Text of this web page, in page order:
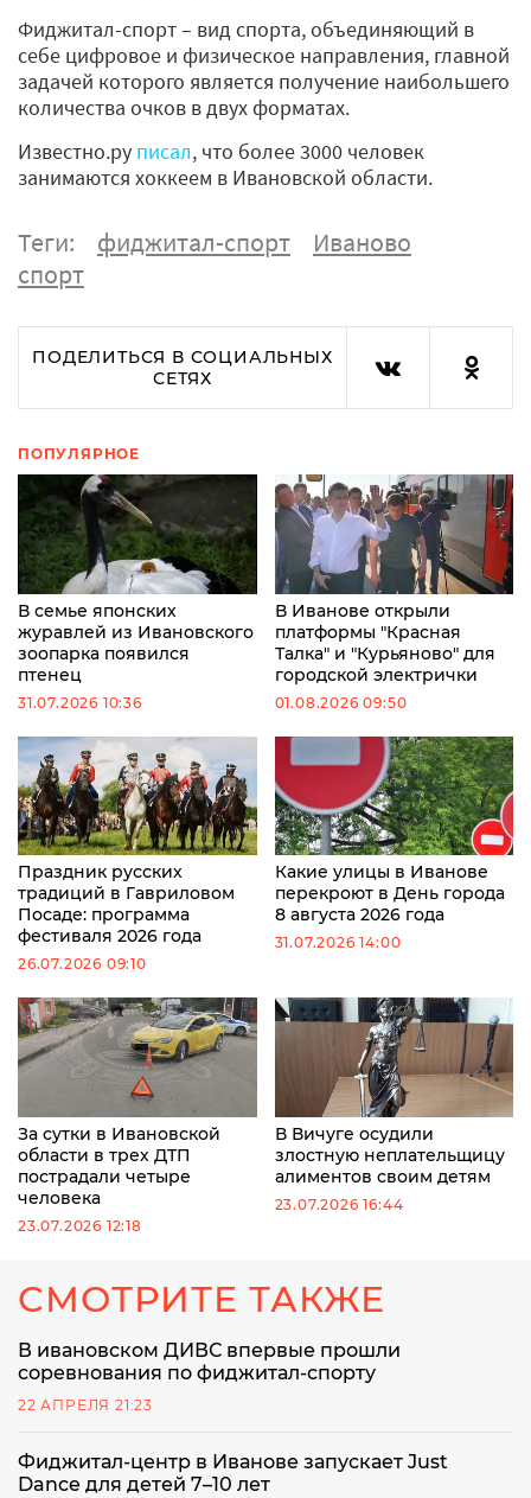
Фиджитал-спорт – вид спорта, объединяющий в
себе цифровое и физическое направления, главной
задачей которого является получение наибольшего
количества очков в двух форматах.
Известно.ру писал, что более 3000 человек
занимаются хоккеем в Ивановской области.
Теги: фиджитал-спорт
Иваново
спорт
ПОДЕЛИТЬСЯ В СОЦИАЛЬНЫХ
СЕТЯХ
ПОПУЛЯРНОЕ
В семье японских
журавлей из Ивановского
зоопарка появился
птенец
31.07.2026 10:36
В Иванове открыли
платформы "Красная
Талка" и "Курьяново" для
городской электрички
01.08.2026 09:50
Праздник русских
традиций в Гавриловом
Посаде: программа
фестиваля 2026 года
26.07.2026 09:10
Какие улицы в Иванове
перекроют в День города
8 августа 2026 года
31.07.2026 14:00
За сутки в Ивановской
области в трех ДТП
пострадали четыре
человека
23.07.2026 12:18
В Вичуге осудили
злостную неплательщицу
алиментов своим детям
23.07.2026 16:44
СМОТРИТЕ ТАКЖЕ
В ивановском ДИВС впервые прошли
соревнования по фиджитал-спорту
22 АПРЕЛЯ 21:23
Фиджитал-центр в Иванове запускает Just
Dance для детей 7–10 лет